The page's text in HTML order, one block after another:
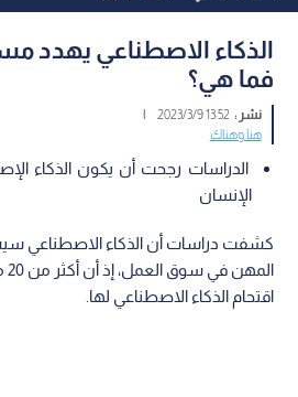
فما هي؟
نشر :13:52 2023/3/9
|
هنا وهناك
الدراسات رجحت أن يكون الذكاء
الإنسان
كشفت دراسات أن الذكاء الاصطناعي
اقتحام الذكاء الاصطناعي لها.